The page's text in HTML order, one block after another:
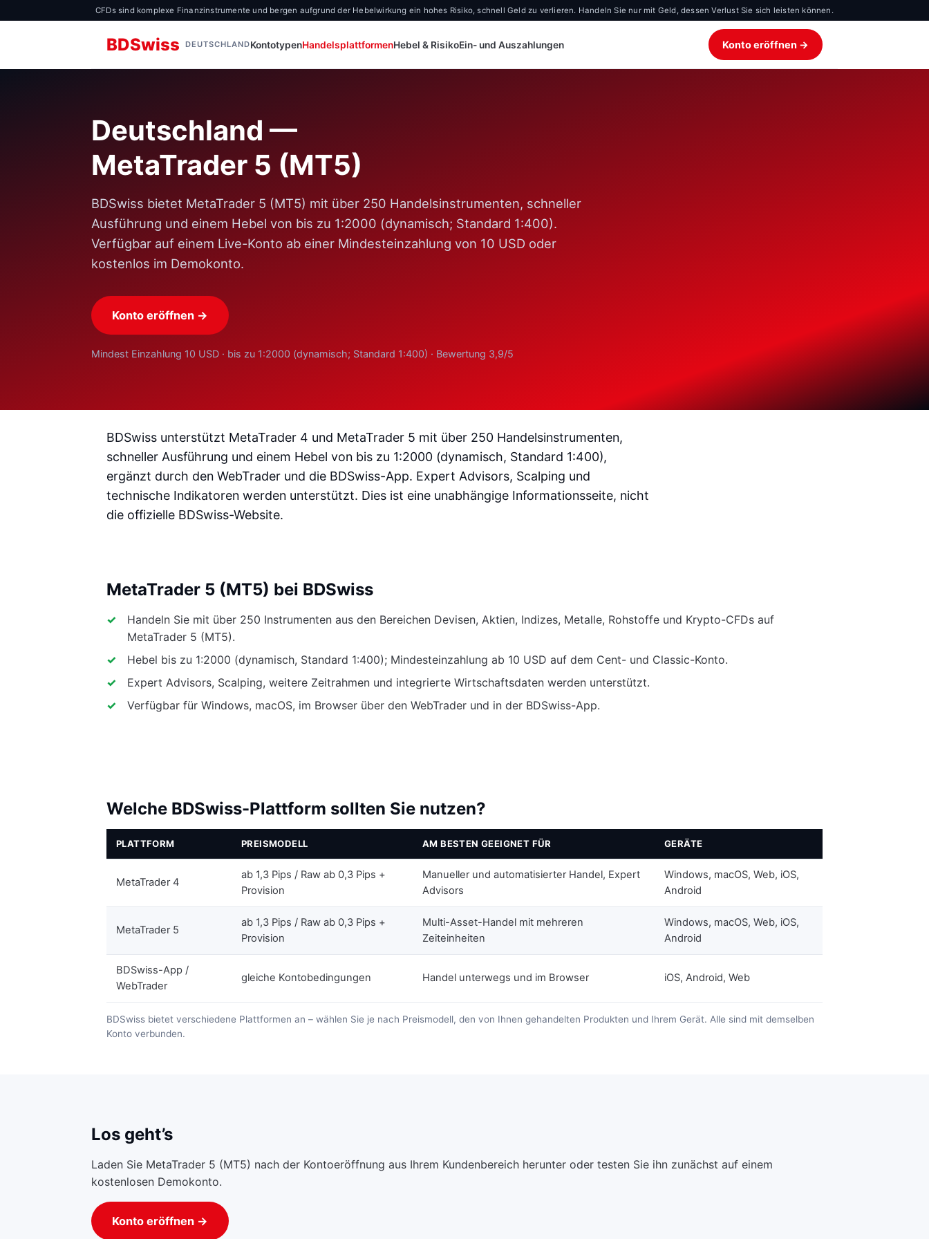
CFDs sind komplexe Finanzinstrumente und bergen aufgrund der Hebelwirkung ein hohes Risiko, schnell Geld zu verlieren. Handeln Sie nur mit Geld, dessen Verlust Sie sich leisten können.
BDSwiss DEUTSCHLANDKontotypenHandelsplattformenHebel & RisikoEin- und Auszahlungen Konto eröffnen →
Deutschland —
MetaTrader 5 (MT5)
BDSwiss bietet MetaTrader 5 (MT5) mit über 250 Handelsinstrumenten, schneller
Ausführung und einem Hebel von bis zu 1:2000 (dynamisch; Standard 1:400).
Verfügbar auf einem Live-Konto ab einer Mindesteinzahlung von 10 USD oder
kostenlos im Demokonto.
Konto eröffnen →
Mindest Einzahlung 10 USD · bis zu 1:2000 (dynamisch; Standard 1:400) · Bewertung 3,9/5
BDSwiss unterstützt MetaTrader 4 und MetaTrader 5 mit über 250 Handelsinstrumenten,
schneller Ausführung und einem Hebel von bis zu 1:2000 (dynamisch, Standard 1:400),
ergänzt durch den WebTrader und die BDSwiss-App. Expert Advisors, Scalping und
technische Indikatoren werden unterstützt. Dies ist eine unabhängige Informationsseite, nicht
die offizielle BDSwiss-Website.
MetaTrader 5 (MT5) bei BDSwiss
Handeln Sie mit über 250 Instrumenten aus den Bereichen Devisen, Aktien, Indizes, Metalle, Rohstoffe und Krypto-CFDs auf
MetaTrader 5 (MT5).
Hebel bis zu 1:2000 (dynamisch, Standard 1:400); Mindesteinzahlung ab 10 USD auf dem Cent- und Classic-Konto.
Expert Advisors, Scalping, weitere Zeitrahmen und integrierte Wirtschaftsdaten werden unterstützt.
Verfügbar für Windows, macOS, im Browser über den WebTrader und in der BDSwiss-App.
Welche BDSwiss-Plattform sollten Sie nutzen?
PLATTFORM PREISMODELL AM BESTEN GEEIGNET FÜR GERÄTE
MetaTrader 4
ab 1,3 Pips / Raw ab 0,3 Pips +
Provision
Manueller und automatisierter Handel, Expert
Advisors
Windows, macOS, Web, iOS,
Android
MetaTrader 5
ab 1,3 Pips / Raw ab 0,3 Pips +
Provision
Multi-Asset-Handel mit mehreren
Zeiteinheiten
Windows, macOS, Web, iOS,
Android
BDSwiss-App /
WebTrader
gleiche Kontobedingungen Handel unterwegs und im Browser iOS, Android, Web
BDSwiss bietet verschiedene Plattformen an – wählen Sie je nach Preismodell, den von Ihnen gehandelten Produkten und Ihrem Gerät. Alle sind mit demselben
Konto verbunden.
Los geht’s
Laden Sie MetaTrader 5 (MT5) nach der Kontoeröffnung aus Ihrem Kundenbereich herunter oder testen Sie ihn zunächst auf einem
kostenlosen Demokonto.
Konto eröffnen →